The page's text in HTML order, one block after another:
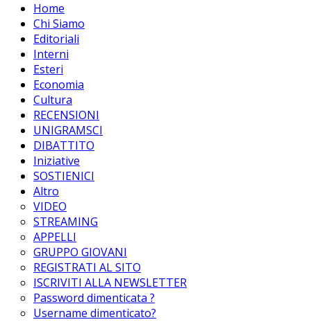
Home
Chi Siamo
Editoriali
Interni
Esteri
Economia
Cultura
RECENSIONI
UNIGRAMSCI
DIBATTITO
Iniziative
SOSTIENICI
Altro
VIDEO
STREAMING
APPELLI
GRUPPO GIOVANI
REGISTRATI AL SITO
ISCRIVITI ALLA NEWSLETTER
Password dimenticata ?
Username dimenticato?